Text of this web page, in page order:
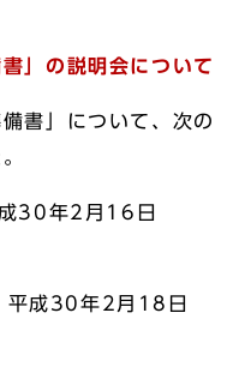
」の説明会について
」について、次の
年2月16日
2月18日